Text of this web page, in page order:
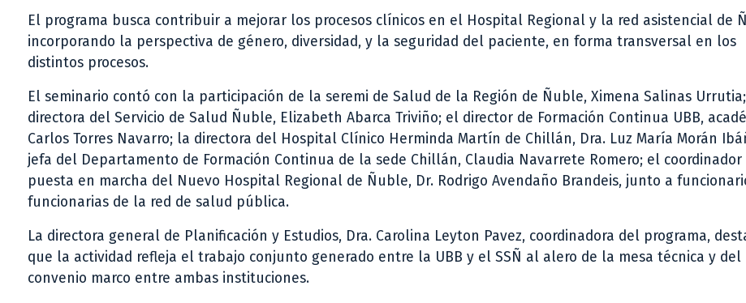
El programa busca contribuir a mejorar los procesos clínicos en el Hospital Regional y la red asistencial de
incorporando la perspectiva de género, diversidad, y la seguridad del paciente, en forma transversal en los
distintos procesos.
El seminario contó con la participación de la seremi de Salud de la Región de Ñuble, Ximena Salinas
directora del Servicio de Salud Ñuble, Elizabeth Abarca Triviño; el director de Formación Continua UBB,
Carlos Torres Navarro; la directora del Hospital Clínico Herminda Martín de Chillán, Dra. Luz María Morán
jefa del Departamento de Formación Continua de la sede Chillán, Claudia Navarrete Romero; el coordinador
puesta en marcha del Nuevo Hospital Regional de Ñuble, Dr. Rodrigo Avendaño Brandeis, junto a
funcionarias de la red de salud pública.
La directora general de Planificación y Estudios, Dra. Carolina Leyton Pavez, coordinadora del programa,
que la actividad refleja el trabajo conjunto generado entre la UBB y el SSÑ al alero de la mesa técnica y del
convenio marco entre ambas instituciones.